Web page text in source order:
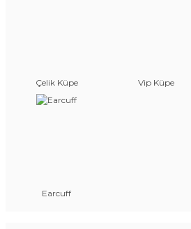
Çelik Küpe Vip Küpe
Earcuff